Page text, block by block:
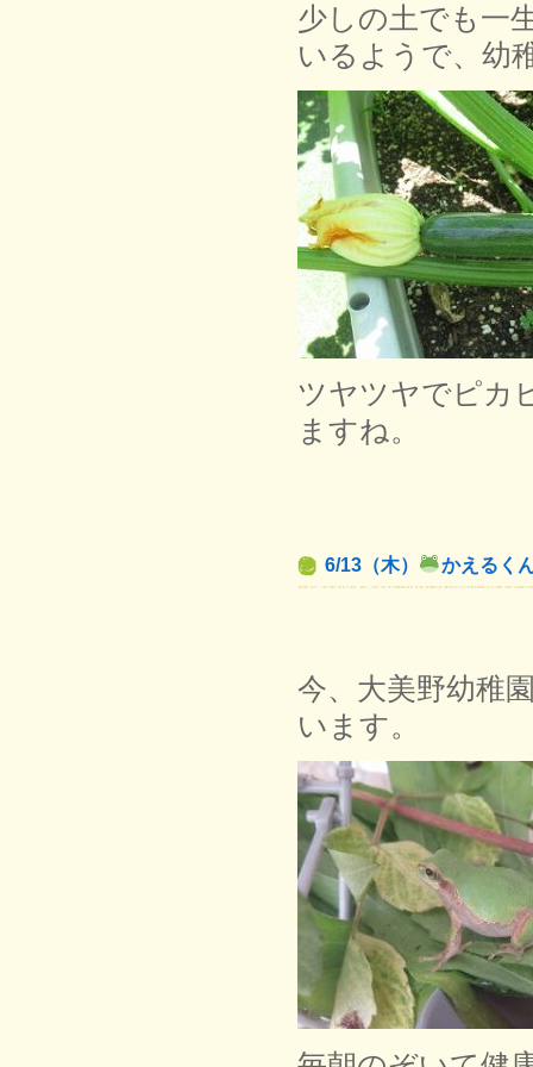
少しの土でも一
いるようで、幼
ツヤツヤでピカ
ますね。
6/13（木） かえるく
今、大美野幼稚
います。